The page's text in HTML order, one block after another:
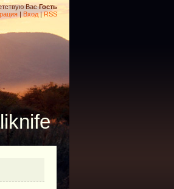
Вас Гость
| Вход|RSS